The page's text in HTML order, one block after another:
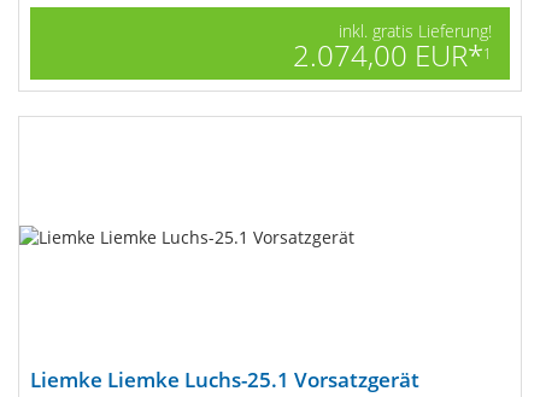
inkl. gratis Lieferung!
2.074,00 EUR*1
Liemke Liemke Luchs-25.1 Vorsatzgerät